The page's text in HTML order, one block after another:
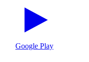
Google Play